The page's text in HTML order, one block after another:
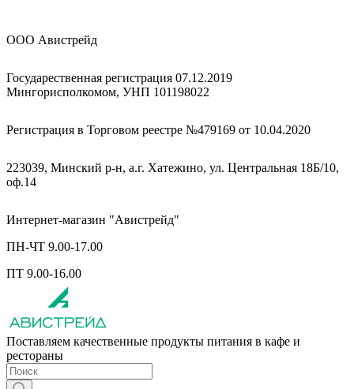
ООО Авистрейд
Государественная регистрация 07.12.2019
Мингорисполкомом, УНП 101198022
Регистрация в Торговом реестре №479169 от 10.04.2020
223039, Минский р-н, а.г. Хатежино, ул. Центральная 18Б/10,
оф.14
Интернет-магазин "Авистрейд"
ПН-ЧТ 9.00-17.00
ПТ 9.00-16.00
Поставляем качественные продукты питания в кафе и
рестораны